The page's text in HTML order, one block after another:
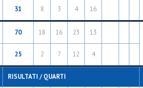
31 8 3 4 16
70 18 16 23 13
25 2 7 12 4
RISULTATI / QUARTI